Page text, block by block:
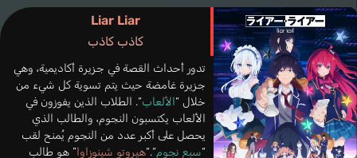
Liar Liar
كاذب كاذب
تدور أحداث القصة في جزيرة أكاديمية، وهي
جزيرة غامضة حيث يتم تسوية كل شيء من
خلال “الألعاب“. الطلاب الذين يفوزون في
الألعاب يكتسبون النجوم، والطالب الذي
يحصل على أكبر عدد من النجوم يُمنح لقب
“سبع نجوم“.“هيروتو شينوزاوا” هو طالب